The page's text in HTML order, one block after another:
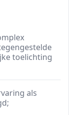
toelichting
als